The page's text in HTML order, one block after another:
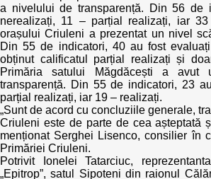
a nivelului de transparență. Din 56 de
nerealizați, 11 – parțial realizați, iar
orașului Criuleni a prezentat un nivel
Din 55 de indicatori, 40 au fost
obținut calificatul parțial realizați și
Primăria satului Măgdăcești a
transparență. Din 55 de indicatori, 23
parțial realizați, iar 19 – realizați.
„Sunt de acord cu concluziile generale,
Criuleni este de parte de cea așteptată
menționat Serghei Lisenco, consilier în
Primăriei Criuleni.
Potrivit Ionelei Tatarciuc,
„Epitrop”, satul Sipoteni din raionul